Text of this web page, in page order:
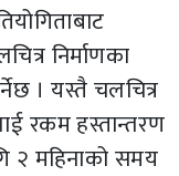
निर्माणका
। यस्तै चलचित्र
रकम हस्तान्तरण
२ महिनाको समय